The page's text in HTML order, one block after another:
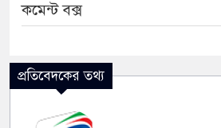
কমেন্ট বক্স
প্রতিবেদকের তথ্য